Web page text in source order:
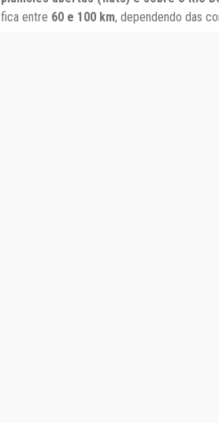
fica entre 60 e 100 km, dependendo das